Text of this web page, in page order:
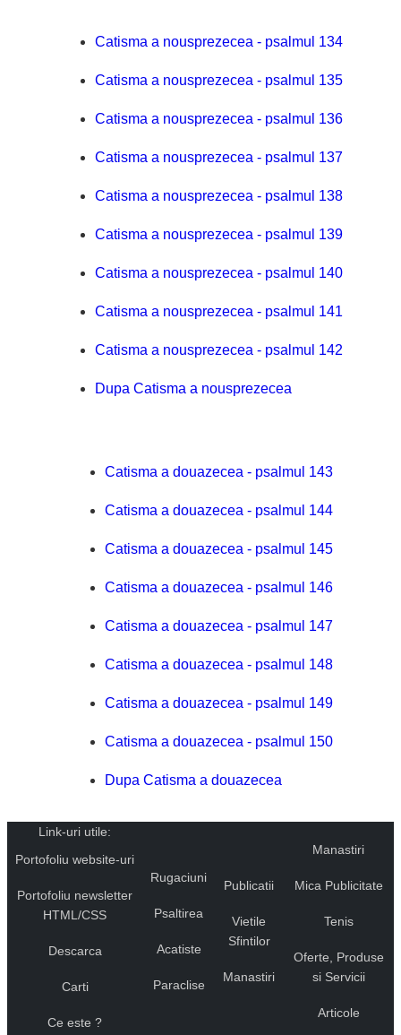
Catisma a nousprezecea - psalmul 134
Catisma a nousprezecea - psalmul 135
Catisma a nousprezecea - psalmul 136
Catisma a nousprezecea - psalmul 137
Catisma a nousprezecea - psalmul 138
Catisma a nousprezecea - psalmul 139
Catisma a nousprezecea - psalmul 140
Catisma a nousprezecea - psalmul 141
Catisma a nousprezecea - psalmul 142
Dupa Catisma a nousprezecea
Catisma a douazecea - psalmul 143
Catisma a douazecea - psalmul 144
Catisma a douazecea - psalmul 145
Catisma a douazecea - psalmul 146
Catisma a douazecea - psalmul 147
Catisma a douazecea - psalmul 148
Catisma a douazecea - psalmul 149
Catisma a douazecea - psalmul 150
Dupa Catisma a douazecea
Link-uri utile:
Portofoliu website-uri
Portofoliu newsletter
HTML/CSS
Descarca
Carti
Ce este ?
Rugaciuni
Psaltirea
Acatiste
Paraclise
Publicatii
Vietile
Sfintilor
Manastiri
Manastiri
Mica Publicitate
Tenis
Oferte, Produse
si Servicii
Articole